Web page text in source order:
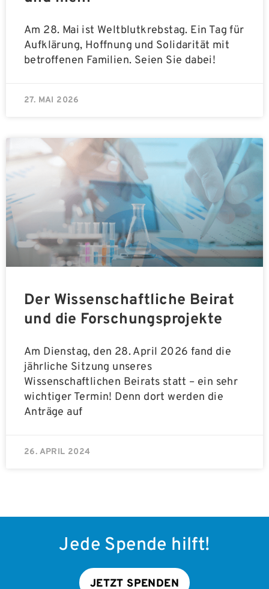
Am 28. Mai ist Weltblutkrebstag. Ein Tag für
Aufklärung, Hoffnung und Solidarität mit
betroffenen Familien. Seien Sie dabei!
27. MAI 2026
Der Wissenschaftliche Beirat
und die Forschungsprojekte
Am Dienstag, den 28. April 2026 fand die
jährliche Sitzung unseres
Wissenschaftlichen Beirats statt – ein sehr
wichtiger Termin! Denn dort werden die
Anträge auf
26. APRIL 2024
Jede Spende hilft!
JETZT SPENDEN